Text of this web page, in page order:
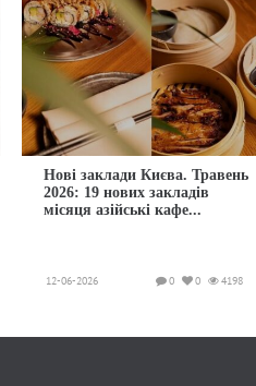
Нові заклади Києва. Травень
2026: 19 нових закладів
місяця азійські кафе...
12-06-2026 4198
0
0